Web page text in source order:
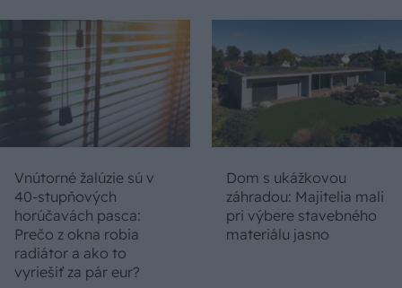
Vnútorné žalúzie sú v
40-stupňových
horúčavách pasca:
Prečo z okna robia
radiátor a ako to
vyriešiť za pár eur?
Dom s ukážkovou
záhradou: Majitelia mali
pri výbere stavebného
materiálu jasno